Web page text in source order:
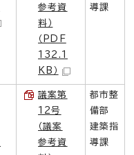
参考資
料）
（PDF
132.1
KB）
導課
議案第
12号
（議案
参考資
都市整
備部
建築指
導課